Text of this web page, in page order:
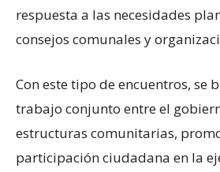
respuesta a las necesidades
consejos comunales y
Con este tipo de encuentros, se
trabajo conjunto entre el
estructuras comunitarias,
participación ciudadana en la